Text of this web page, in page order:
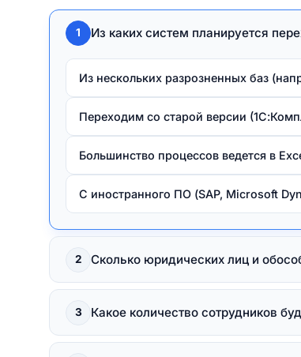
1 Из каких систем планируется
Из нескольких разрозненных баз
Переходим со старой версии
Большинство процессов ведется в
С иностранного ПО (SAP, Microsoft
2 Сколько юридических лиц и
От 2 до 5 юридических лиц
3 Какое количество сотрудников